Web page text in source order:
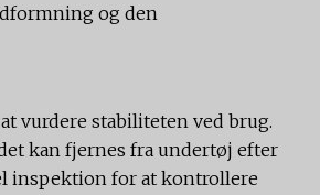
og den
vurdere stabiliteten ved brug.
kan fjernes fra undertøj efter
inspektion for at kontrollere